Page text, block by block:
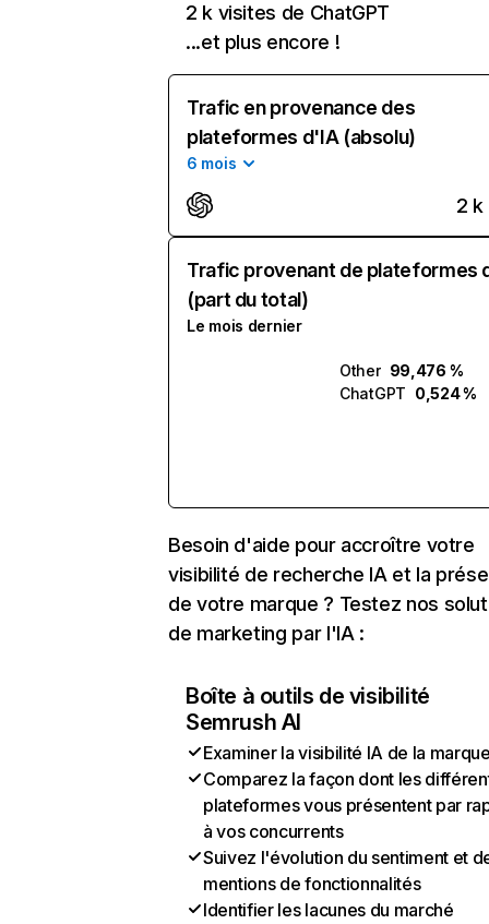
2 k visites de ChatGPT
...et plus encore !
Trafic en provenance des
plateformes d'IA (absolu)
6 mois
2 k
Trafic provenant de plateformes
(part du total)
Le mois dernier
Other 99,476 %
ChatGPT 0,524 %
Besoin d'aide pour accroître votre
visibilité de recherche IA et la
de votre marque ? Testez nos
de marketing par l'IA :
Boîte à outils de visibilité
Semrush AI
Examiner la visibilité IA de la
Comparez la façon dont les
plateformes vous présentent par
à vos concurrents
Suivez l'évolution du sentiment et
mentions de fonctionnalités
Identifier les lacunes du marché